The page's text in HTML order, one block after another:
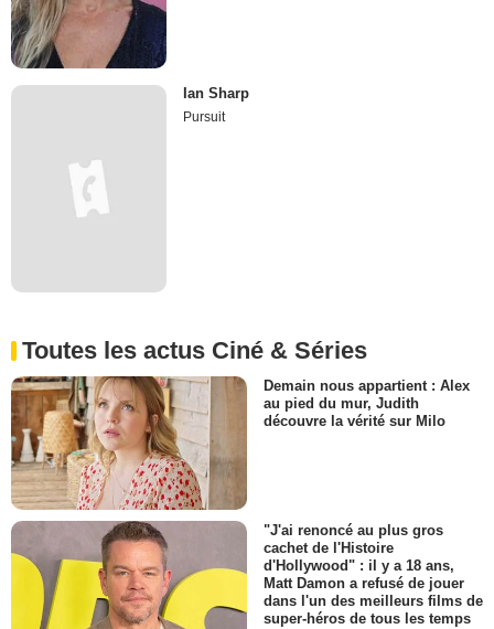
Ian Sharp
Pursuit
Toutes les actus Ciné & Séries
Demain nous appartient : Alex
au pied du mur, Judith
découvre la vérité sur Milo
"J'ai renoncé au plus gros
cachet de l'Histoire
d'Hollywood" : il y a 18 ans,
Matt Damon a refusé de jouer
dans l'un des meilleurs films de
super-héros de tous les temps